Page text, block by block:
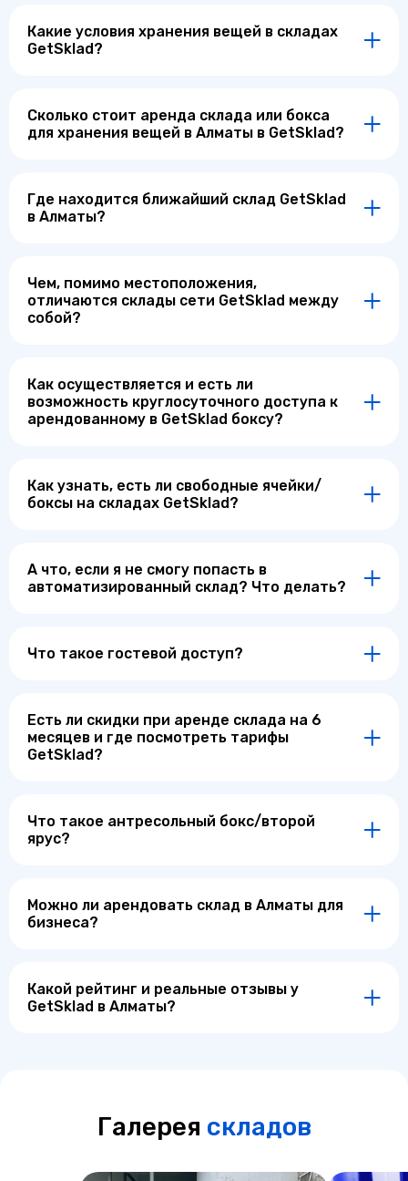
Какие условия хранения вещей в складах
GetSklad?
Сколько стоит аренда склада или бокса
для хранения вещей в Алматы в GetSklad?
Где находится ближайший склад GetSklad
в Алматы?
Чем, помимо местоположения,
отличаются склады сети GetSklad между
собой?
Как осуществляется и есть ли
возможность круглосуточного доступа к
арендованному в GetSklad боксу?
Как узнать, есть ли свободные ячейки/
боксы на складах GetSklad?
А что, если я не смогу попасть в
автоматизированный склад? Что делать?
Что такое гостевой доступ?
Есть ли скидки при аренде склада на 6
месяцев и где посмотреть тарифы
GetSklad?
Что такое антресольный бокс/второй
ярус?
Можно ли арендовать склад в Алматы для
бизнеса?
Какой рейтинг и реальные отзывы у
GetSklad в Алматы?
Галерея складов